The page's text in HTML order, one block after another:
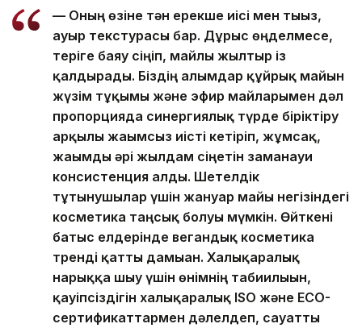
— Оның өзіне тән ерекше иісі мен тығыз,
ауыр текстурасы бар. Дұрыс өңделмесе,
теріге баяу сіңіп, майлы жылтыр із
қалдырады. Біздің ғалымдар құйрық майын
жүзім тұқымы және эфир майларымен дәл
пропорцияда синергиялық түрде біріктіру
арқылы жағымсыз иісті кетіріп, жұмсақ,
жағымды әрі жылдам сіңетін заманауи
консистенция алды. Шетелдік
тұтынушылар үшін жануар майы негізіндегі
косметика таңсық болуы мүмкін. Өйткені
батыс елдерінде вегандық косметика
тренді қатты дамыған. Халықаралық
нарыққа шығу үшін өнімнің табиғилығын,
қауіпсіздігін халықаралық ISO және ECO-
сертификаттармен дәлелдеп, сауатты